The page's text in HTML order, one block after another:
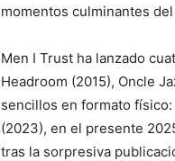
momentos culminantes
Men I Trust ha lanzado
Headroom (2015), Oncle
sencillos en formato
(2023), en el presente
tras la sorpresiva